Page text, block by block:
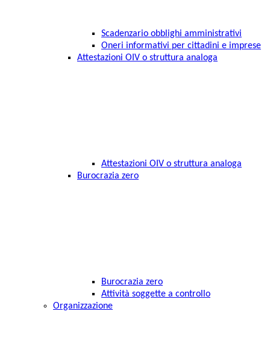
Scadenzario obblighi amministrativi
Oneri informativi per cittadini e imprese
Attestazioni OIV o struttura analoga
Attestazioni OIV o struttura analoga
Burocrazia zero
Burocrazia zero
Attività soggette a controllo
Organizzazione